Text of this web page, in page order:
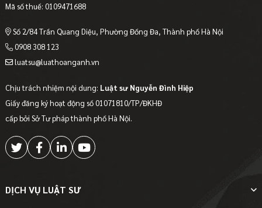
Mã số thuế: 0109471688
Số 2/84 Trần Quang Diệu, Phường Đống Đa, Thành phố Hà Nội
0908 308 123
luatsu@luathoanganh.vn
Chịu trách nhiệm nội dung: Luật sư Nguyễn Đình Hiệp
Giấy đăng ký hoạt động số 01071810/TP/ĐKHĐ
cấp bởi Sở Tư pháp thành phố Hà Nội.
DỊCH VỤ LUẬT SƯ